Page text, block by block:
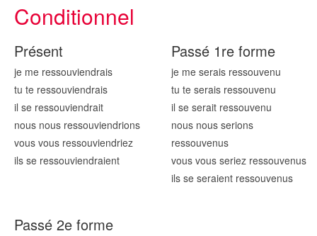
Conditionnel
Présent
je me ressouviendrais
tu te ressouviendrais
il se ressouviendrait
nous nous ressouviendrions
vous vous ressouviendriez
ils se ressouviendraient
Passé 1re forme
je me serais ressouvenu
tu te serais ressouvenu
il se serait ressouvenu
nous nous serions
ressouvenus
vous vous seriez ressouvenus
ils se seraient ressouvenus
Passé 2e forme